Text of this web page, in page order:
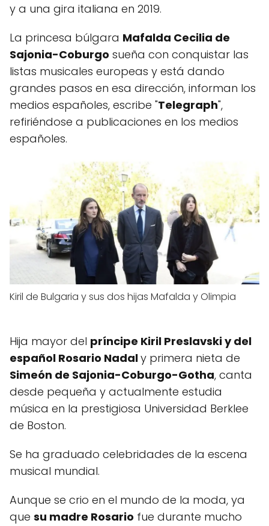
y a una gira italiana en 2019.
La princesa búlgara Mafalda Cecilia de
Sajonia-Coburgo sueña con conquistar las
listas musicales europeas y está dando
grandes pasos en esa dirección, informan los
medios españoles, escribe "Telegraph",
refiriéndose a publicaciones en los medios
españoles.
Kiril de Bulgaria y sus dos hijas Mafalda y Olimpia
Hija mayor del príncipe Kiril Preslavski y del
español Rosario Nadaly primera nieta de
Simeón de Sajonia-Coburgo-Gotha, canta
desde pequeña y actualmente estudia
música en la prestigiosa Universidad Berklee
de Boston.
Se ha graduado celebridades de la escena
musical mundial.
Aunque se crio en el mundo de la moda, ya
que su madre Rosario fue durante mucho